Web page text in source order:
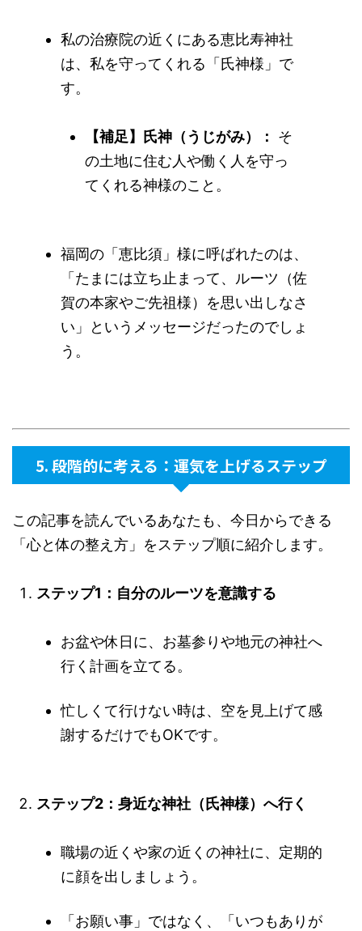
私の治療院の近くにある恵比寿神社
は、私を守ってくれる「氏神様」で
す。
【補足】氏神（うじがみ）：
そ
の土地に住む人や働く人を守っ
てくれる神様のこと。
福岡の「恵比須」様に呼ばれたのは、
「たまには立ち止まって、ルーツ（佐
賀の本家やご先祖様）を思い出しなさ
い」というメッセージだったのでしょ
う。
5. 段階的に考える：運気を上げるステップ
この記事を読んでいるあなたも、今日からできる
「心と体の整え方」をステップ順に紹介します。
ステップ1：自分のルーツを意識する
お盆や休日に、お墓参りや地元の神社へ
行く計画を立てる。
忙しくて行けない時は、空を見上げて感
謝するだけでもOKです。
ステップ2：身近な神社（氏神様）へ行く
職場の近くや家の近くの神社に、定期的
に顔を出しましょう。
「お願い事」ではなく、「いつもありが